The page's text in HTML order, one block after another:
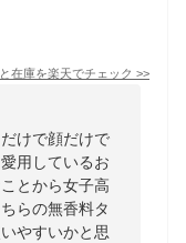
在庫を楽天でチェック >>
けで顔だけで
用しているお
とから女子高
らの無香料タ
やすいかと思